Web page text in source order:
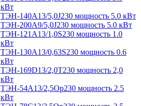
кВт
ТЭН-140А13/5,0J230 мощность 5.0 кВт
ТЭН-200А9/5,0J230 мощность 5.0 кВт
ТЭН-121А13/1,0S230 мощность 1.0
кВт
ТЭН-130А13/0,63S230 мощность 0.6
кВт
ТЭН-169D13/2,0T230 мощность 2,0
кВт
ТЭН-54А13/2,5Ор230 мощность 2.5
кВт